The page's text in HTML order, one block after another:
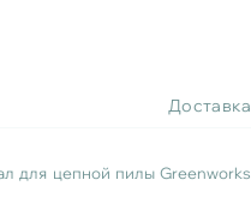
Доставка
для цепной пилы Greenworks